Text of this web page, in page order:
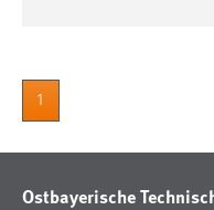
1
Ostbayerische